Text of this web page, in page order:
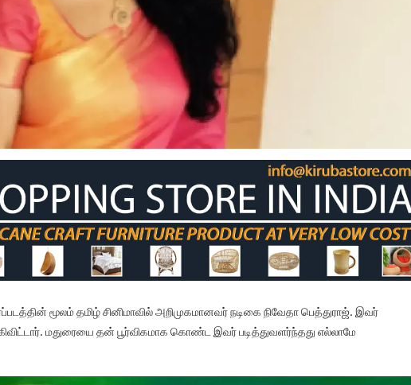
மூலம் தமிழ் சினிமாவில் அறிமுகமானவர் நடிகை நிவேதா பெத்துராஜ். இவர்
மதுரையை தன் பூர்விகமாக கொண்ட இவர் படித்துவளர்ந்தது எல்லாமே